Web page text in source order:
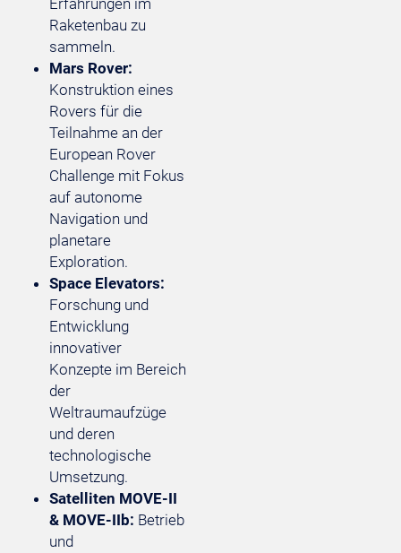
Erfahrungen im
Raketenbau zu
sammeln.
Mars Rover:
Konstruktion eines
Rovers für die
Teilnahme an der
European Rover
Challenge mit Fokus
auf autonome
Navigation und
planetare
Exploration.
Space Elevators:
Forschung und
Entwicklung
innovativer
Konzepte im Bereich
der
Weltraumaufzüge
und deren
technologische
Umsetzung.
Satelliten MOVE-II
& MOVE-IIb: Betrieb
und